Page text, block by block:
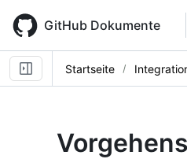
main
content
GitHub Dokumente
Startseite